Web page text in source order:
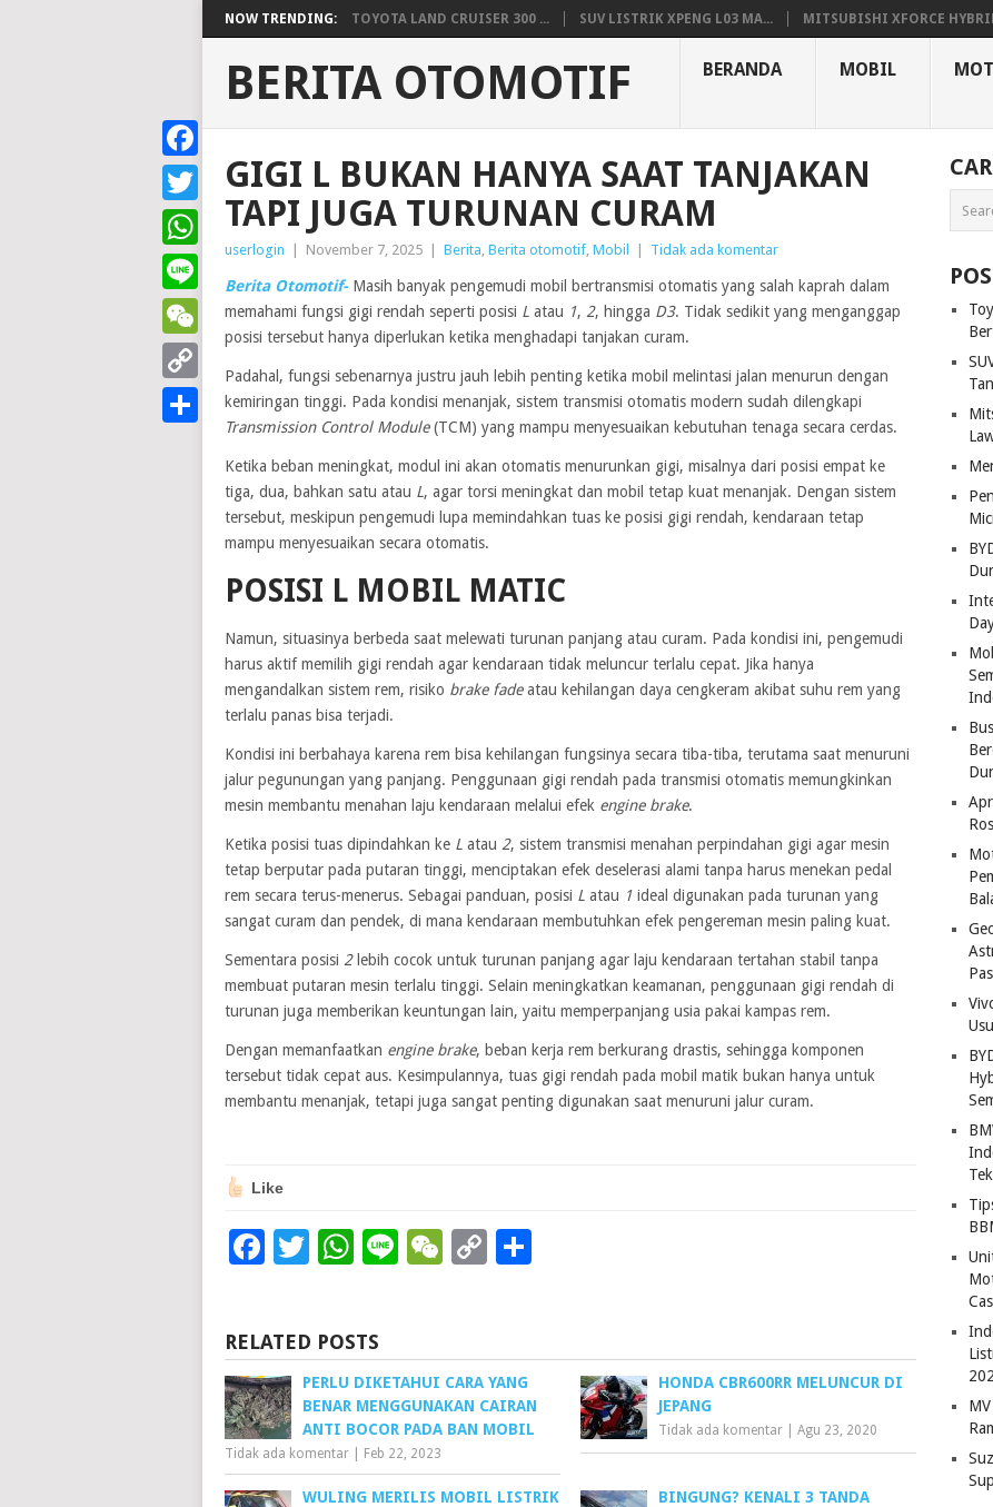
NOW TRENDING: TOYOTA LAND CRUISER 300 ... SUV LISTRIK XPENG L03 MA... MITSUBISHI XFORCE
BERITA OTOMOTIF BERANDA MOBIL
GIGI L BUKAN HANYA SAAT TANJAKAN
TAPI JUGA TURUNAN CURAM
userlogin November 7, 2025 Berita, Berita otomotif, Mobil Tidak ada komentar
Berita Otomotif- Masih banyak pengemudi mobil bertransmisi otomatis yang salah kaprah dalam
memahami fungsi gigi rendah seperti posisi L atau 1, 2, hingga D3. Tidak sedikit yang menganggap
posisi tersebut hanya diperlukan ketika menghadapi tanjakan curam.
Padahal, fungsi sebenarnya justru jauh lebih penting ketika mobil melintasi jalan menurun dengan
kemiringan tinggi. Pada kondisi menanjak, sistem transmisi otomatis modern sudah dilengkapi
Transmission Control Module(TCM) yang mampu menyesuaikan kebutuhan tenaga secara cerdas.
Ketika beban meningkat, modul ini akan otomatis menurunkan gigi, misalnya dari posisi empat ke
tiga, dua, bahkan satu atau L, agar torsi meningkat dan mobil tetap kuat menanjak. Dengan sistem
tersebut, meskipun pengemudi lupa memindahkan tuas ke posisi gigi rendah, kendaraan tetap
mampu menyesuaikan secara otomatis.
POSISI L MOBIL MATIC
Namun, situasinya berbeda saat melewati turunan panjang atau curam. Pada kondisi ini, pengemudi
harus aktif memilih gigi rendah agar kendaraan tidak meluncur terlalu cepat. Jika hanya
mengandalkan sistem rem, risiko brake fadeatau kehilangan daya cengkeram akibat suhu rem yang
terlalu panas bisa terjadi.
Kondisi ini berbahaya karena rem bisa kehilangan fungsinya secara tiba-tiba, terutama saat menuruni
jalur pegunungan yang panjang. Penggunaan gigi rendah pada transmisi otomatis memungkinkan
mesin membantu menahan laju kendaraan melalui efek engine brake.
Ketika posisi tuas dipindahkan ke L atau 2, sistem transmisi menahan perpindahan gigi agar mesin
tetap berputar pada putaran tinggi, menciptakan efek deselerasi alami tanpa harus menekan pedal
rem secara terus-menerus. Sebagai panduan, posisi L atau 1 ideal digunakan pada turunan yang
sangat curam dan pendek, di mana kendaraan membutuhkan efek pengereman mesin paling kuat.
Sementara posisi 2lebih cocok untuk turunan panjang agar laju kendaraan tertahan stabil tanpa
membuat putaran mesin terlalu tinggi. Selain meningkatkan keamanan, penggunaan gigi rendah di
turunan juga memberikan keuntungan lain, yaitu memperpanjang usia pakai kampas rem.
Dengan memanfaatkan engine brake, beban kerja rem berkurang drastis, sehingga komponen
tersebut tidak cepat aus. Kesimpulannya, tuas gigi rendah pada mobil matik bukan hanya untuk
membantu menanjak, tetapi juga sangat penting digunakan saat menuruni jalur curam.
Like
Facebook
Twitter
WhatsApp
LineWeChat
Copy
RELATED POSTS
PERLU DIKETAHUI CARA YANG
BENAR MENGGUNAKAN CAIRAN
ANTI BOCOR PADA BAN MOBIL
Tidak ada komentar Feb 22, 2023
HONDA CBR600RR MELUNCUR DI
JEPANG
Tidak ada komentar |Agu 23, 2020
WULING MERILIS MOBIL LISTRIK
BINGUNG? KENALI 3 TANDA
Facebook
Twitter
WhatsApp
Line
WeChat
Copy